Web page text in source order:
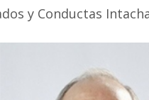
y Conductas